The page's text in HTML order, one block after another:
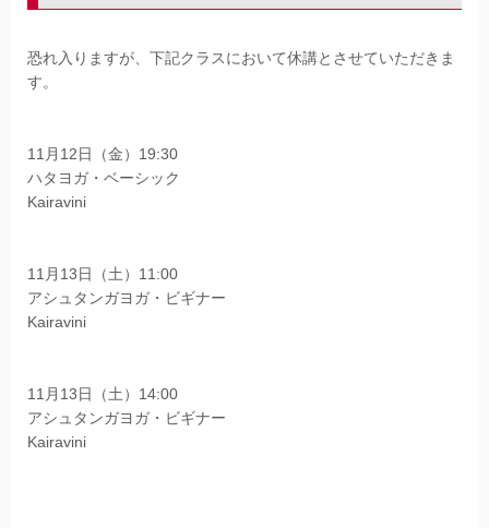
恐れ入りますが、下記クラスにおいて休講とさせていただきま
す。
11月12日（金）19:30
ハタヨガ・ベーシック
Kairavini
11月13日（土）11:00
アシュタンガヨガ・ビギナー
Kairavini
11月13日（土）14:00
アシュタンガヨガ・ビギナー
Kairavini